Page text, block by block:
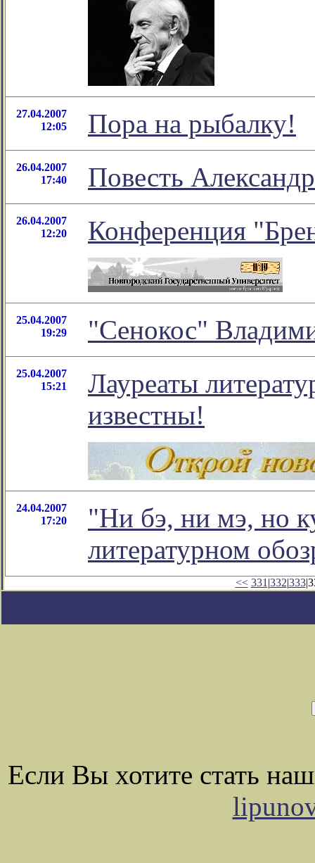
27.04.2007
12:05
Пора на рыбалку!
26.04.2007
17:40
Повесть
26.04.2007
12:20
Конференция
25.04.2007
19:29
"Сенокос"
25.04.2007
15:21
Лауреаты
известны!
24.04.2007
17:20
"Ни бэ, ни мэ, но
литературном
<< 331 |332|333
Если Вы хотите стать